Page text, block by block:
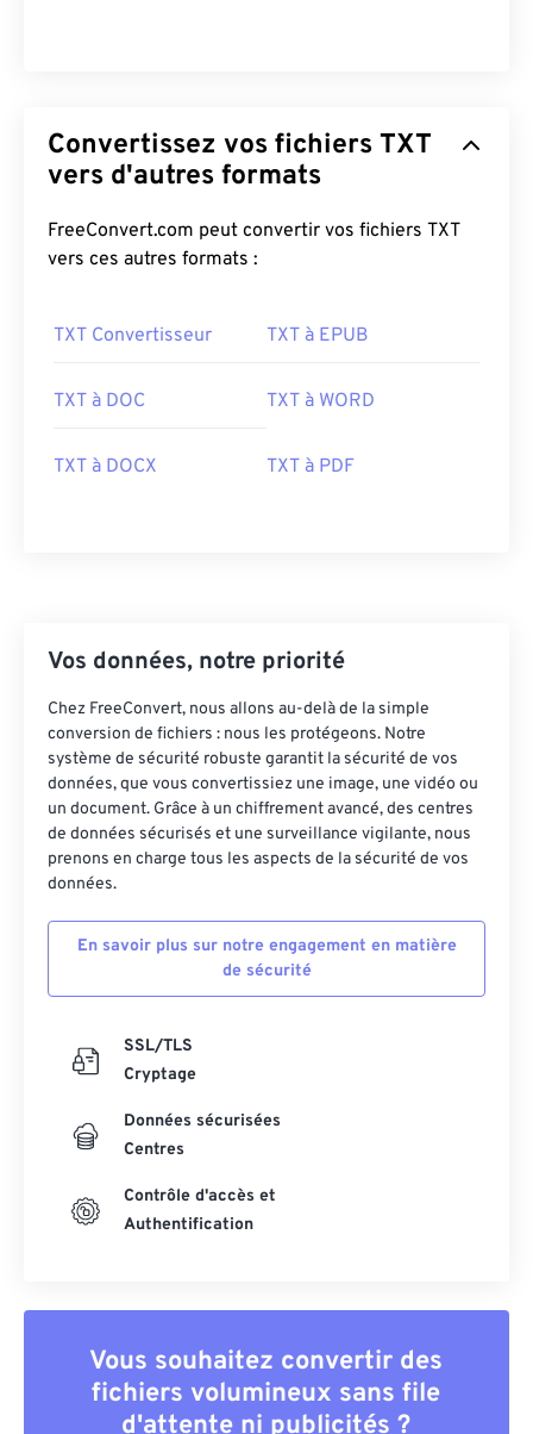
Convertissez vos fichiers TXT
vers d'autres formats
FreeConvert.com peut convertir vos fichiers TXT
vers ces autres formats :
TXT Convertisseur TXT à EPUB
TXT à DOC TXT à WORD
TXT à DOCX TXT à PDF
Vos données, notre priorité
Chez FreeConvert, nous allons au-delà de la simple
conversion de fichiers : nous les protégeons. Notre
système de sécurité robuste garantit la sécurité de vos
données, que vous convertissiez une image, une vidéo ou
un document. Grâce à un chiffrement avancé, des centres
de données sécurisés et une surveillance vigilante, nous
prenons en charge tous les aspects de la sécurité de vos
données.
En savoir plus sur notre engagement en matière
de sécurité
SSL/TLS
Cryptage
Données sécurisées
Centres
Contrôle d'accès et
Authentification
Vous souhaitez convertir des
fichiers volumineux sans file
d'attente ni publicités ?